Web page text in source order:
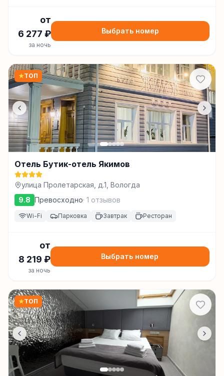
от
6 277 ₽
за ночь
Выбрать номер
★ТОП
Отель Бутик-отель Якимов
улица Пролетарская, д.1, Вологда
9.8 Превосходно· 1 отзывов
Wi-Fi Парковка Завтрак Ресторан
от
8 219 ₽
за ночь
Выбрать номер
★ТОП